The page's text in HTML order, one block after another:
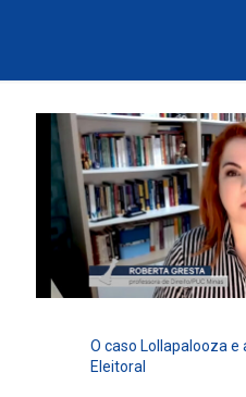
O caso Lollapalooza
Eleitoral